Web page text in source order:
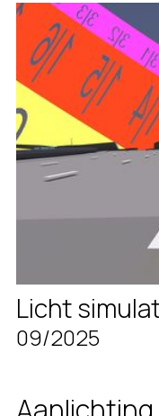
Licht
09/2025